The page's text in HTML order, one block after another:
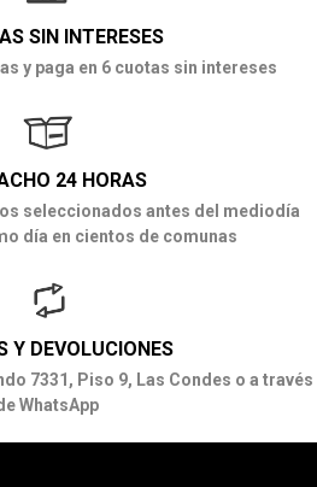
SIN INTERESES
y paga en 6 cuotas sin intereses
24 HORAS
seleccionados antes del mediodía
día en cientos de comunas
Y DEVOLUCIONES
7331, Piso 9, Las Condes o a través
WhatsApp